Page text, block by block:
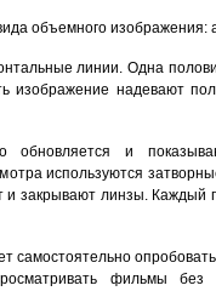
объемного изображения:
линии. Одна
изображение надевают
и
используются
закрывают линзы. Каждый
самостоятельно
фильмы без